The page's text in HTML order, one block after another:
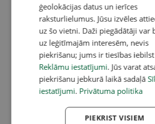
ģeolokācijas datus un ierīces
raksturlielumus. Jūsu izvēles
uz šo vietni. Daži piegādātāji var
uz leģitīmajām interesēm, nevis
piekrišanu; jums ir tiesības
Reklāmu iestatījumi. Jūs varat
piekrišanu jebkurā laikā sadaļā
iestatījumi. Privātuma politika
PIEKRIST VISIEM